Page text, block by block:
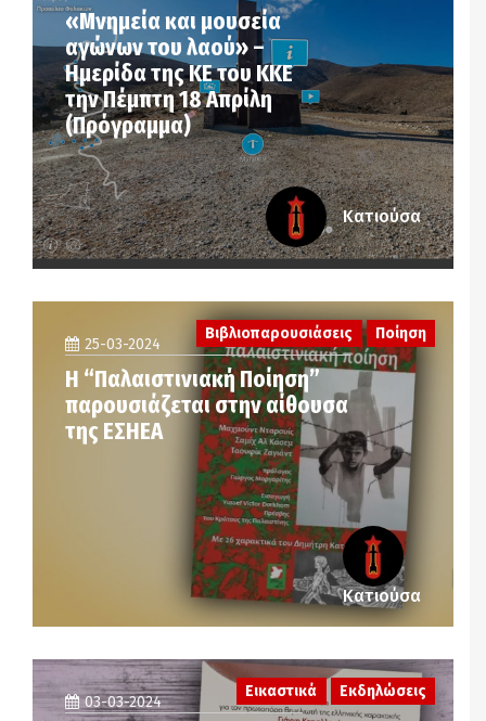
«Μνημεία και μουσεία
αγώνων του λαού» –
Ημερίδα της ΚΕ του ΚΚΕ
την Πέμπτη 18 Απρίλη
(Πρόγραμμα)
Κατιούσα
Βιβλιοπαρουσιάσεις Ποίηση
25-03-2024
Η “Παλαιστινιακή Ποίηση”
παρουσιάζεται στην αίθουσα
της ΕΣΗΕΑ
Κατιούσα
03-03-2024
Εικαστικά Εκδηλώσεις